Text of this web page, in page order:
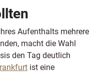
Aufenthalts mehrere
macht die Wahl
den Tag deutlich
ist eine